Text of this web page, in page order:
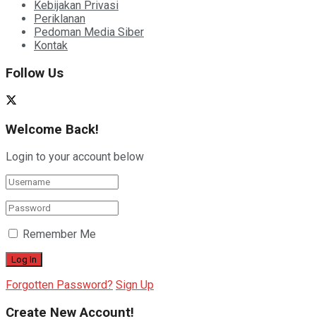
Kebijakan Privasi
Periklanan
Pedoman Media Siber
Kontak
Follow Us
Welcome Back!
Login to your account below
Remember Me
Forgotten Password? Sign Up
Create New Account!